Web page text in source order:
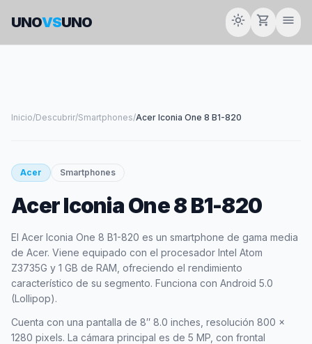
UNOVSUNO light_mode shopping_cart menu
Inicio/Descubrir/Smartphones/Acer Iconia One 8 B1-820
smartphone
ACER
Acer Smartphones
Acer Iconia One 8 B1-820
El Acer Iconia One 8 B1-820 es un smartphone de gama media
de Acer. Viene equipado con el procesador Intel Atom
Z3735G y 1 GB de RAM, ofreciendo el rendimiento
característico de su segmento. Funciona con Android 5.0
(Lollipop).
Cuenta con una pantalla de 8″ 8.0 inches, resolución 800 x
1280 pixels. La cámara principal es de 5 MP, con frontal